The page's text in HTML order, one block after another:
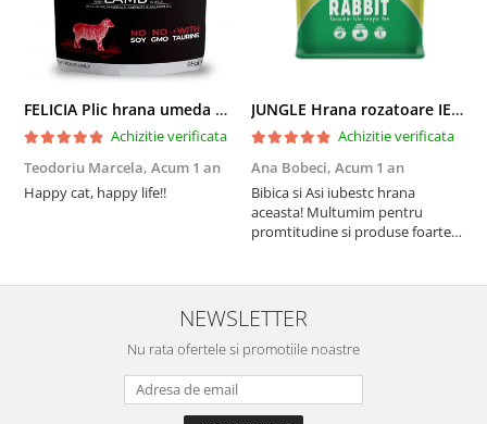
FELICIA Plic hrana umeda pentru pisici adulte, cu Miel, Set 12x85g
Achizitie verificata
Teodoriu Marcela, Acum 1 an
Happy cat, happy life!!
JUNGLE Hrana rozatoare IEPURI 500g
Achizitie verificata
Ana Bobeci, Acum 1 an
Bibica si Asi iubestc hrana
aceasta! Multumim pentru
promtitudine si produse foarte
NEWSLETTER
Nu rata ofertele si promotiile noastre